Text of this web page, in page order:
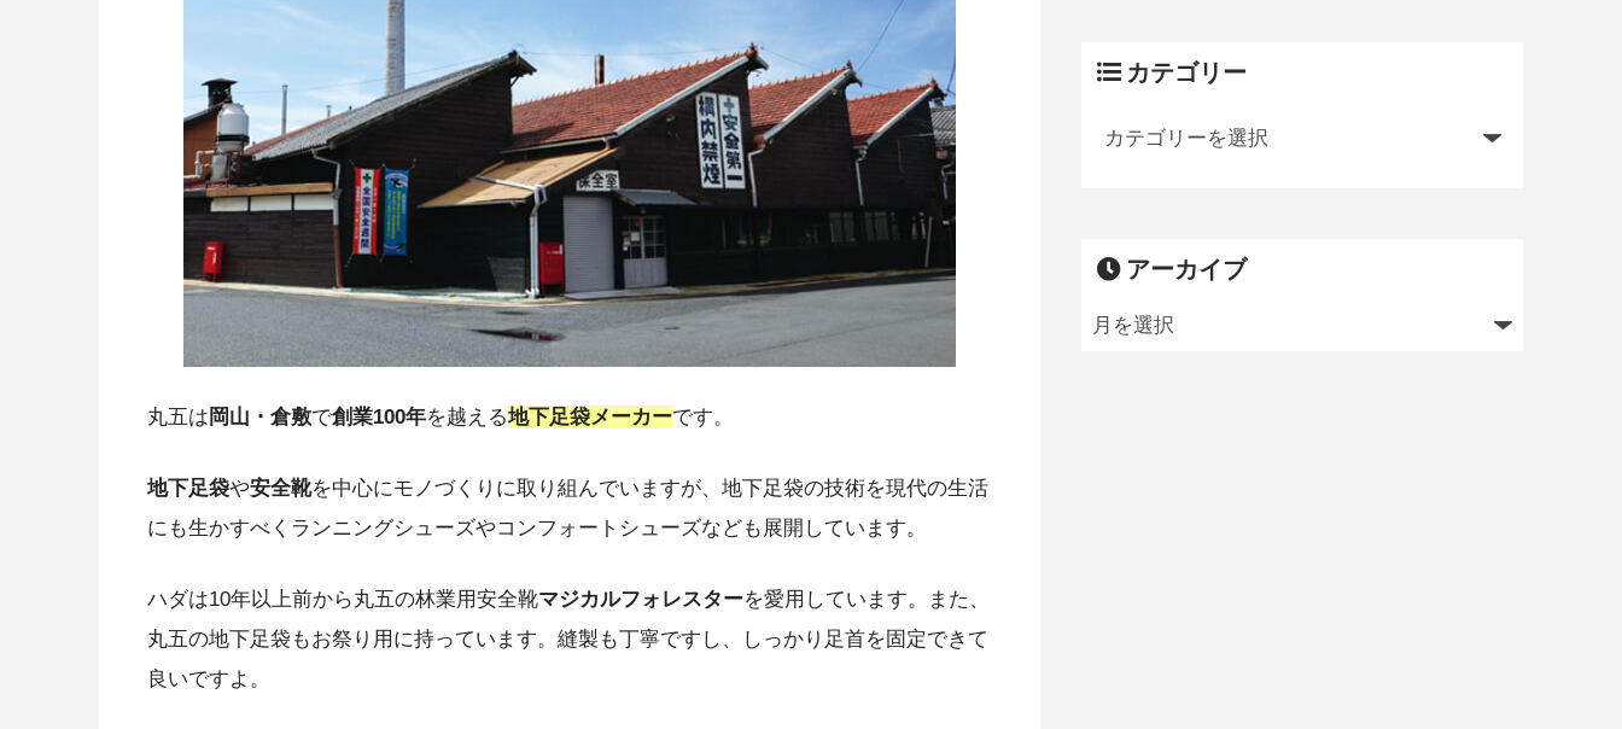
丸五は 岡山・倉敷で創業100年を越える地下足袋メーカーです。
地下足袋や安全靴を中心にモノづくりに取り組んでいますが、地下足袋の技術を現代の生活
にも生かすべくランニングシューズやコンフォートシューズなども展開しています。
ハダは10年以上前から丸五の林業用安全靴マジカルフォレスターを愛用しています。また、
丸五の地下足袋もお祭り用に持っています。縫製も丁寧ですし、しっかり足首を固定できて
良いですよ。
カテゴリー
アーカイブ